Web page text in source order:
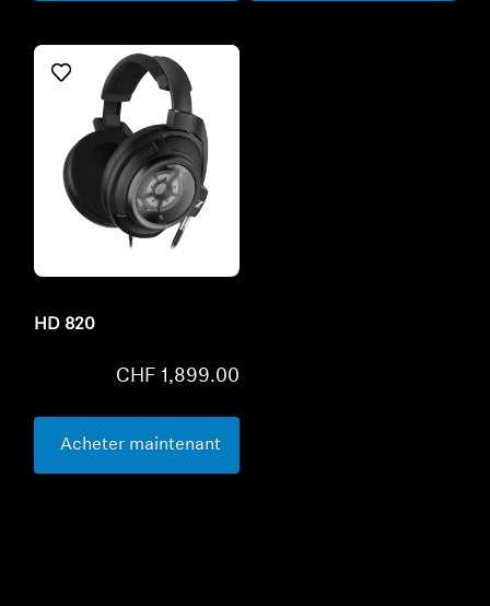
HD 820
CHF 1,899.00
Acheter maintenant